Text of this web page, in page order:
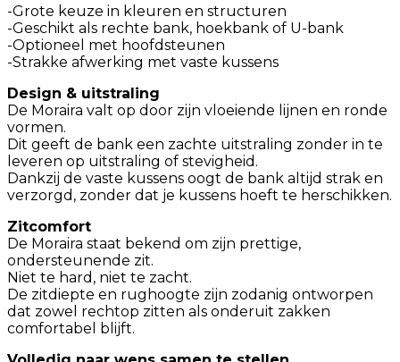
-Grote keuze in kleuren en structuren
-Geschikt als rechte bank, hoekbank of U-bank
-Optioneel met hoofdsteunen
-Strakke afwerking met vaste kussens
Design & uitstraling
De Moraira valt op door zijn vloeiende lijnen en ronde
vormen.
Dit geeft de bank een zachte uitstraling zonder in te
leveren op uitstraling of stevigheid.
Dankzij de vaste kussens oogt de bank altijd strak en
verzorgd, zonder dat je kussens hoeft te herschikken.
Zitcomfort
De Moraira staat bekend om zijn prettige,
ondersteunende zit.
Niet te hard, niet te zacht.
De zitdiepte en rughoogte zijn zodanig ontworpen
dat zowel rechtop zitten als onderuit zakken
comfortabel blijft.